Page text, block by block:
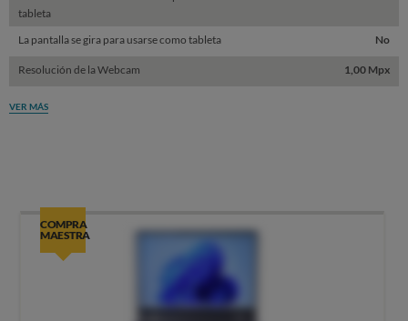
tableta
La pantalla se gira para usarse como tableta No
Resolución de la Webcam 1,00 Mpx
VER MÁS
COMPRA
MAESTRA